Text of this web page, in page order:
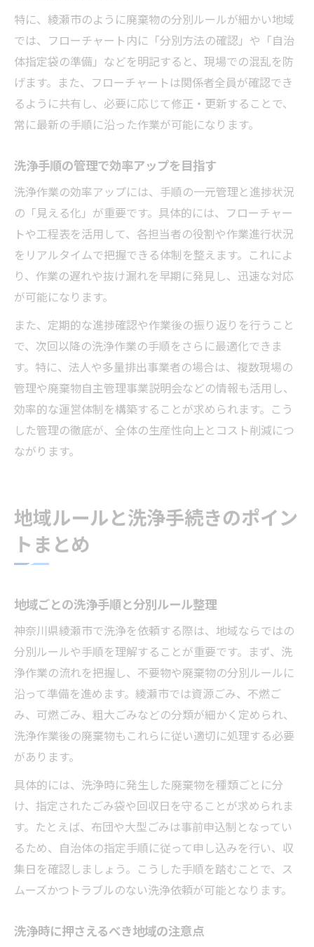
特に、綾瀬市のように廃棄物の分別ルールが細かい地域
では、フローチャート内に「分別方法の確認」や「自治
体指定袋の準備」などを明記すると、現場での混乱を防
げます。また、フローチャートは関係者全員が確認でき
るように共有し、必要に応じて修正・更新することで、
常に最新の手順に沿った作業が可能になります。
洗浄手順の管理で効率アップを目指す
洗浄作業の効率アップには、手順の一元管理と進捗状況
の「見える化」が重要です。具体的には、フローチャー
トや工程表を活用して、各担当者の役割や作業進行状況
をリアルタイムで把握できる体制を整えます。これによ
り、作業の遅れや抜け漏れを早期に発見し、迅速な対応
が可能になります。
また、定期的な進捗確認や作業後の振り返りを行うこと
で、次回以降の洗浄作業の手順をさらに最適化できま
す。特に、法人や多量排出事業者の場合は、複数現場の
管理や廃棄物自主管理事業説明会などの情報も活用し、
効率的な運営体制を構築することが求められます。こう
した管理の徹底が、全体の生産性向上とコスト削減につ
ながります。
地域ルールと洗浄手続きのポイン
トまとめ
地域ごとの洗浄手順と分別ルール整理
神奈川県綾瀬市で洗浄を依頼する際は、地域ならではの
分別ルールや手順を理解することが重要です。まず、洗
浄作業の流れを把握し、不要物や廃棄物の分別ルールに
沿って準備を進めます。綾瀬市では資源ごみ、不燃ご
み、可燃ごみ、粗大ごみなどの分類が細かく定められ、
洗浄作業後の廃棄物もこれらに従い適切に処理する必要
があります。
具体的には、洗浄時に発生した廃棄物を種類ごとに分
け、指定されたごみ袋や回収日を守ることが求められま
す。たとえば、布団や大型ごみは事前申込制となってい
るため、自治体の指定手順に従って申し込みを行い、収
集日を確認しましょう。こうした手順を踏むことで、ス
ムーズかつトラブルのない洗浄依頼が可能となります。
洗浄時に押さえるべき地域の注意点